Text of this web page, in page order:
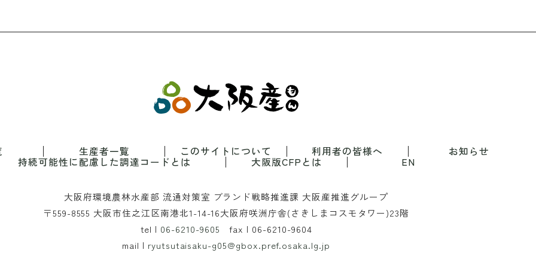
生産者一覧 このサイトについて 利用者の皆様へ お知らせ
持続可能性に配慮した調達コードとは 大阪版CFPとは EN
大阪府環境農林水産部 流通対策室 ブランド戦略推進課 大阪産推進グループ
〒559-8555 大阪市住之江区南港北1-14-16大阪府咲洲庁舎(さきしまコスモタワー)23階
tel | 06-6210-9605 fax | 06-6210-9604
mail | ryutsutaisaku-g05@gbox.pref.osaka.lg.jp